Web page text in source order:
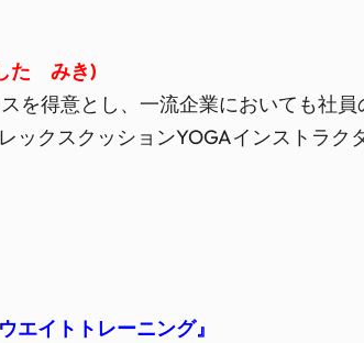
た みき)
を得意とし、一流企業においても社
ックスクッションYOGAインストラク
エイトトレーニング』